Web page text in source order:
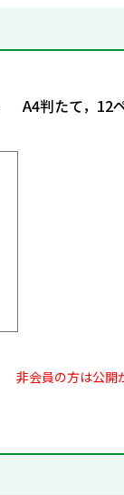
A4判たて，12
非会員の方は公開